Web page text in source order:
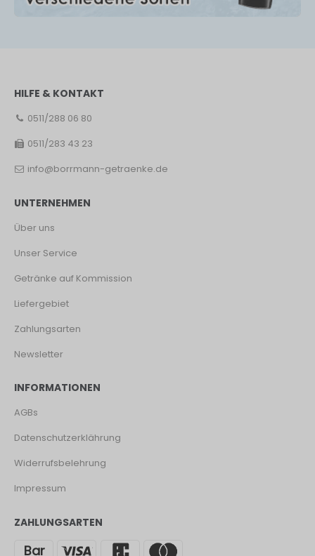
HILFE & KONTAKT
0511/288 06 80
0511/283 43 23
info@borrmann-getraenke.de
UNTERNEHMEN
Über uns
Unser Service
Getränke auf Kommission
Liefergebiet
Zahlungsarten
Newsletter
INFORMATIONEN
AGBs
Datenschutzerklährung
Widerrufsbelehrung
Impressum
ZAHLUNGSARTEN